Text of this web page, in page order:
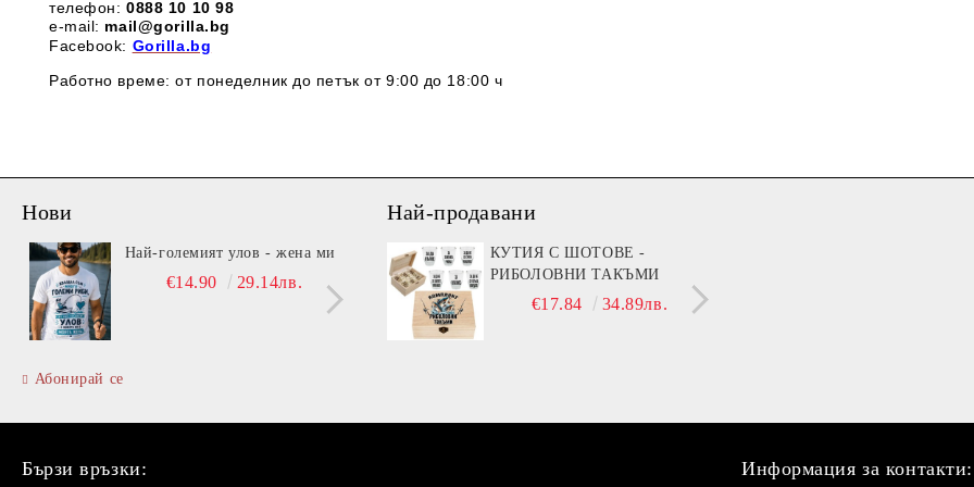
телефон:0888 10 10 98
e-mail: mail@gorilla.bg
Facebook: Gorilla.bg
Работно време: от понеделник до петък от 9:00 до 18:00 ч
Нови
Най-големият улов - жена ми
€14.90 29.14лв.
Витамин B (Beer)
€13.90 27.19лв.
Абонирай се
Най-продавани
КУТИЯ С ШОТОВЕ -
РИБОЛОВНИ ТАКЪМИ
€17.84 34.89лв.
Бързи връзки: Информация за контакти: